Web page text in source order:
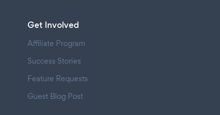
Get Involved
Affiliate Program
Success Stories
Feature Requests
Guest Blog Post